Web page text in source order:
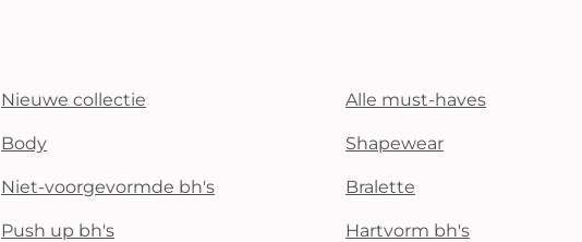
Nieuwe collectie Alle must-haves
Body Shapewear
Niet-voorgevormde bh's Bralette
Push up bh's Hartvorm bh's